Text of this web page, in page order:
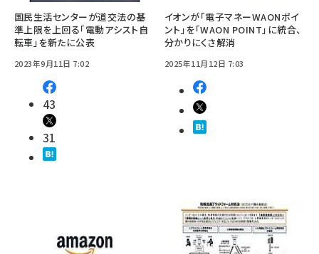
国民生活センターが道交法の基
準上限を上回る「電動アシスト自
転車」を新たに公表
2023年9月11日 7:02
43
31
イオンが「電子マネーWAONポイ
ント」を「WAON POINT」に統合、
分かりにくさ解消
2025年11月12日 7:03